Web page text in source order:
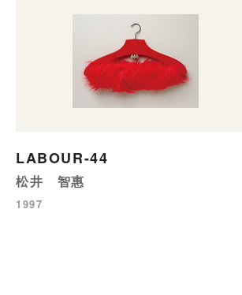
LABOUR-44
松井 智惠
1997